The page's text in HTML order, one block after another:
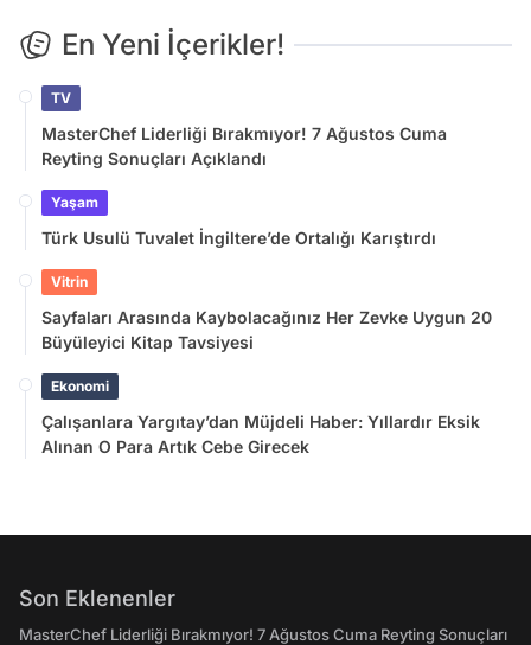
En Yeni İçerikler!
TV
MasterChef Liderliği Bırakmıyor! 7 Ağustos Cuma
Reyting Sonuçları Açıklandı
Yaşam
Türk Usulü Tuvalet İngiltere’de Ortalığı Karıştırdı
Vitrin
Sayfaları Arasında Kaybolacağınız Her Zevke Uygun 20
Büyüleyici Kitap Tavsiyesi
Ekonomi
Çalışanlara Yargıtay’dan Müjdeli Haber: Yıllardır Eksik
Alınan O Para Artık Cebe Girecek
Son Eklenenler
MasterChef Liderliği Bırakmıyor! 7 Ağustos Cuma Reyting Sonuçları